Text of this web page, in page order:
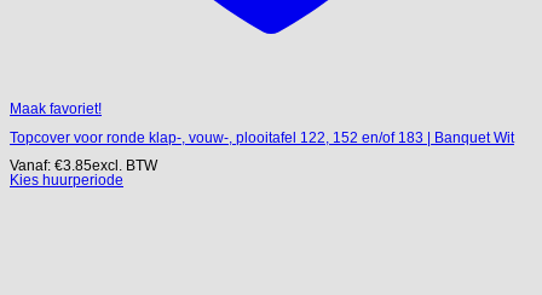
Maak favoriet!
Topcover voor ronde klap-, vouw-, plooitafel 122, 152 en/of 183 | Banquet Wit
Vanaf: €3.85excl. BTW
Kies huurperiode